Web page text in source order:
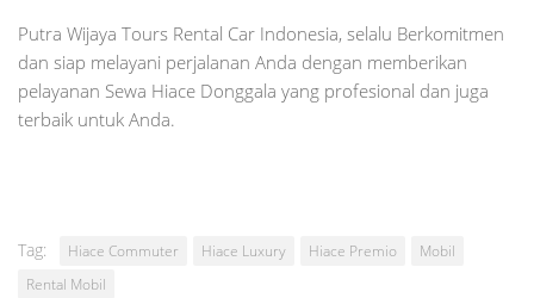
Putra Wijaya Tours Rental Car Indonesia, selalu Berkomitmen
dan siap melayani perjalanan Anda dengan memberikan
pelayanan Sewa Hiace Donggala yang profesional dan juga
terbaik untuk Anda.
Tag: Hiace Commuter Hiace Luxury Hiace Premio
Mobil
Rental Mobil